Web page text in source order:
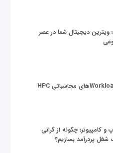
دیجیتال شما در عصر
کامپیوتر؛ چگونه از گرانی
شغل پردرآمد بسازیم؟